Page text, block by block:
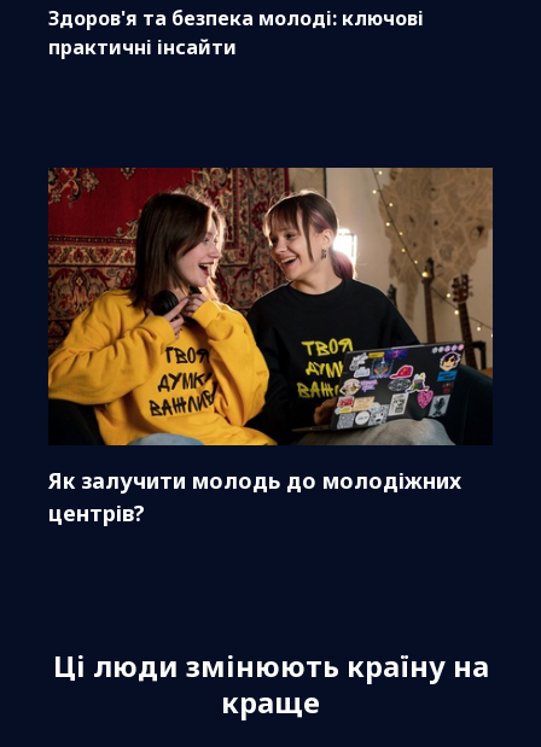
Здоров'я та безпека молоді: ключові
практичні інсайти
Як залучити молодь до молодіжних
центрів?
Ці люди змінюють країну на
краще